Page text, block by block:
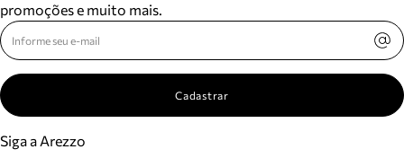
promoções e muito mais.
Cadastrar
Siga a Arezzo